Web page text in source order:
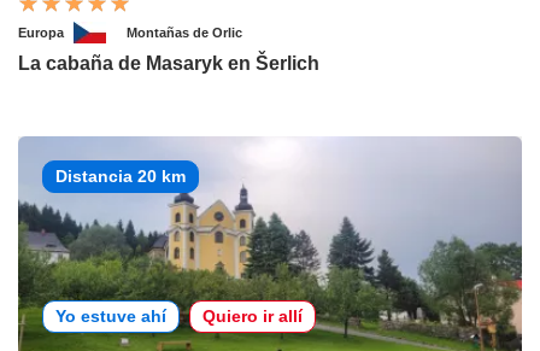
Europa Montañas de Orlic
La cabaña de Masaryk en Šerlich
Distancia 20 km
Yo estuve ahí Quiero ir allí